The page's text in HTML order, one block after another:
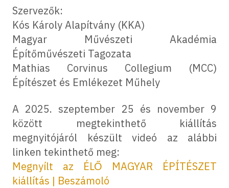
Szervezők:
Kós Károly Alapítvány (KKA)
Magyar Művészeti Akadémia
Építőművészeti Tagozata
Mathias Corvinus Collegium (MCC)
Építészet és Emlékezet Műhely
A 2025. szeptember 25 és november 9
között megtekinthető kiállítás
megnyitójáról készült videó az alábbi
linken tekinthető meg:
Megnyílt az ÉLŐ MAGYAR ÉPÍTÉSZET
kiállítás | Beszámoló